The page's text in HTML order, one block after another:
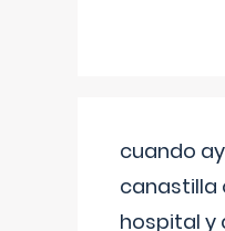
cuando
canastilla
hospital y